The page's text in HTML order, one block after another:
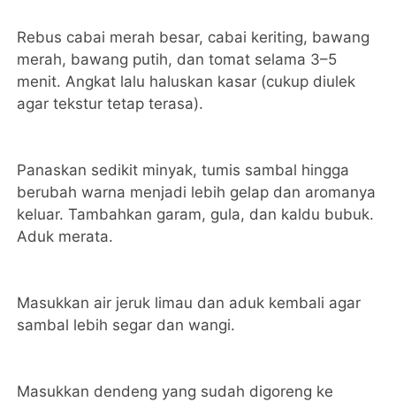
Rebus cabai merah besar, cabai keriting, bawang
merah, bawang putih, dan tomat selama 3–5
menit. Angkat lalu haluskan kasar (cukup diulek
agar tekstur tetap terasa).
Panaskan sedikit minyak, tumis sambal hingga
berubah warna menjadi lebih gelap dan aromanya
keluar. Tambahkan garam, gula, dan kaldu bubuk.
Aduk merata.
Masukkan air jeruk limau dan aduk kembali agar
sambal lebih segar dan wangi.
Masukkan dendeng yang sudah digoreng ke